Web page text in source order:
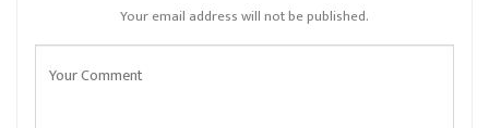
Your email address will not be published.